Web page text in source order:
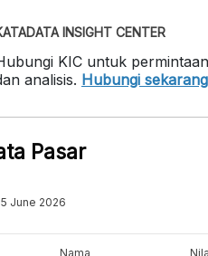
INSIGHT CENTER
KIC untuk
analisis. Hubungi
Pasar
June 2026
Nama